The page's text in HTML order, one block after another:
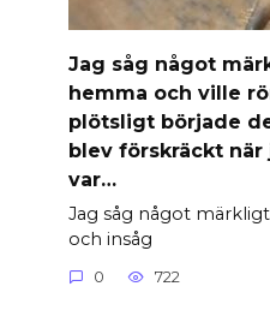
Jag såg något
hemma och ville
plötsligt började
blev förskräckt
var…
Jag såg något
och insåg
0 722